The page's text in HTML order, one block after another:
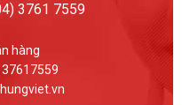
3761 7559
hàng